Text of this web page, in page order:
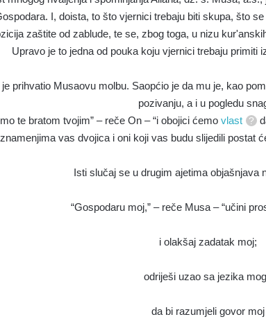
I, doista, to što vjernici trebaju biti skupa, što
zaštite od zablude, te se, zbog toga, u nizu
Upravo je to jedna od pouka koju vjernici trebaju primiti
prihvatio Musaovu molbu. Saopćio je da mu je, kao
pozivanju, a i u pogledu
te bratom tvojim” – reče On – “i obojici ćemovlast
znamenjima vas dvojica i oni koji vas budu slijedili postat
Isti slučaj se u drugim ajetima objašnjava
“Gospodaru moj,” – reče Musa – “učini
i olakšaj zadatak moj;
odriješi uzao sa jezika
da bi razumjeli govor moj